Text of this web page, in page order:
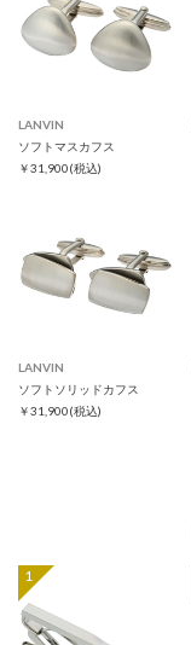
LANVIN
ソフトマスカフス
￥31,900(税込)
LANVIN
ソフトソリッドカフス
￥31,900(税込)
1